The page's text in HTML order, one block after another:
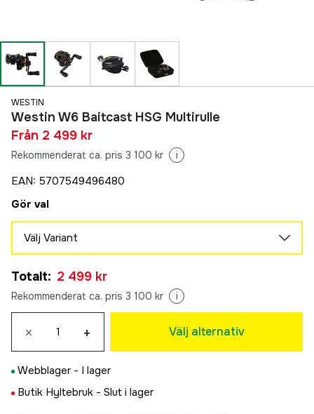
WESTIN
Westin W6 Baitcast HSG Multirulle
Från 2 499 kr
Rekommenderat ca. pris 3 100 kr i
EAN: 5707549496480
Gör val
Välj Variant
2 565 kr
101 HSG Vänster
2 565 kr
100 HSG Höger
2 565 kr
300 HSG Höger
Totalt: 2 499 kr
Rekommenderat ca. pris 3 100 kr i
× + Välj alternativ
Webblager - I lager
Butik Hyltebruk - Slut i lager